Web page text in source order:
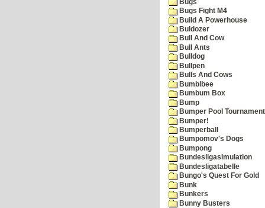
Bugs
Bugs Fight M4
Build A Powerhouse
Buldozer
Bull And Cow
Bull Ants
Bulldog
Bullpen
Bulls And Cows
Bumblbee
Bumbum Box
Bump
Bumper Pool Tournament
Bumper!
Bumperball
Bumpomov's Dogs
Bumpong
Bundesligasimulation
Bundesligatabelle
Bungo's Quest For Gold
Bunk
Bunkers
Bunny Busters